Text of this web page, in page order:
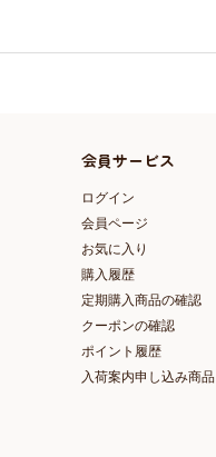
会員サービス
ログイン
会員ページ
お気に入り
購入履歴
定期購入商品の確認
クーポンの確認
ポイント履歴
入荷案内申し込み商品